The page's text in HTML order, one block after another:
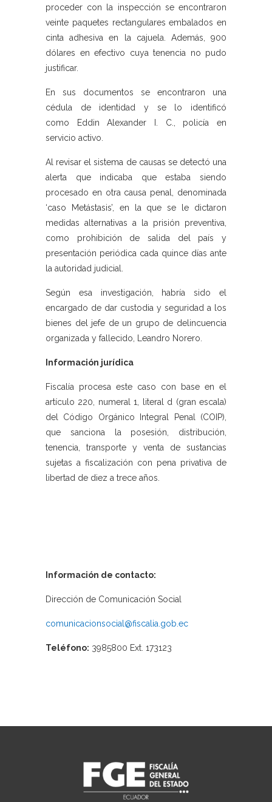
proceder con la inspección se encontraron
veinte paquetes rectangulares embalados en
cinta adhesiva en la cajuela. Además, 900
dólares en efectivo cuya tenencia no pudo
justificar.
En sus documentos se encontraron una
cédula de identidad y se lo identificó
como Eddin Alexander I. C., policía en
servicio activo.
Al revisar el sistema de causas se detectó una
alerta que indicaba que estaba siendo
procesado en otra causa penal, denominada
‘caso Metástasis’, en la que se le dictaron
medidas alternativas a la prisión preventiva,
como prohibición de salida del país y
presentación periódica cada quince días ante
la autoridad judicial.
Según esa investigación, habría sido el
encargado de dar custodia y seguridad a los
bienes del jefe de un grupo de delincuencia
organizada y fallecido, Leandro Norero.
Información jurídica
Fiscalía procesa este caso con base en el
artículo 220, numeral 1, literal d (gran escala)
del Código Orgánico Integral Penal (COIP),
que sanciona la posesión, distribución,
tenencia, transporte y venta de sustancias
sujetas a fiscalización con pena privativa de
libertad de diez a trece años.
Información de contacto:
Dirección de Comunicación Social
comunicacionsocial@fiscalia.gob.ec
Teléfono: 3985800 Ext. 173123